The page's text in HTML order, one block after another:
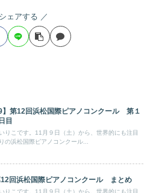
シェアする
】第12回浜松国際ピアノコンクール 第１
目
りこです。11月９日（土）から、世界的にも注目
の浜松国際ピアノコンクール...
12回浜松国際ピアノコンクール まとめ
りこです。11月９日（土）から、世界的にも注目